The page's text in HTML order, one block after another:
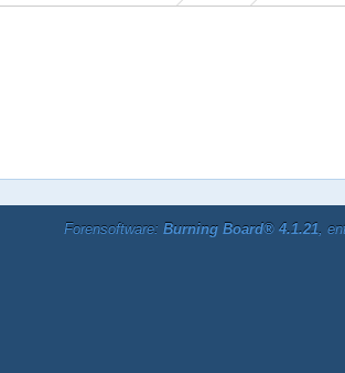
Forensoftware: Burning Board® 4.1.21,